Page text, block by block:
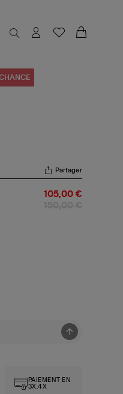
Partager
105,00 €
PAIEMENT EN
3X,4X